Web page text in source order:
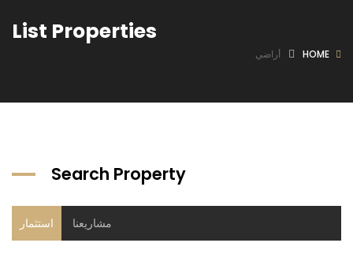
List Properties
HOME أراضي
Search Property
مشاريعنا استثمار